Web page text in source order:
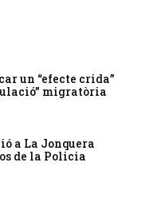
un “efecte crida”
migratòria
a La Jonquera
de la Policia